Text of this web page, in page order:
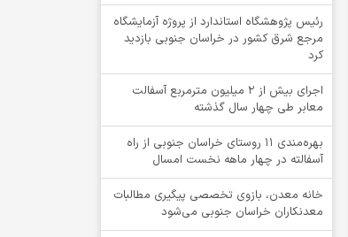
رئیس پژوهشگاه استاندارد از پروژه آزمایشگاه
مرجع شرق کشور در خراسان جنوبی بازدید
کرد
اجرای بیش از ۲ میلیون مترمربع آسفالت
معابر طی چهار سال گذشته
بهره‌مندی ۱۱ روستای خراسان جنوبی از راه
آسفالته در چهار ماهه نخست امسال
خانه معدن، بازوی تخصصی پیگیری مطالبات
معدنکاران خراسان جنوبی می‌شود